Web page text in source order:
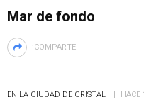
Mar de fondo
¡COMPARTE!
EN LA CIUDAD DE CRISTAL HACE